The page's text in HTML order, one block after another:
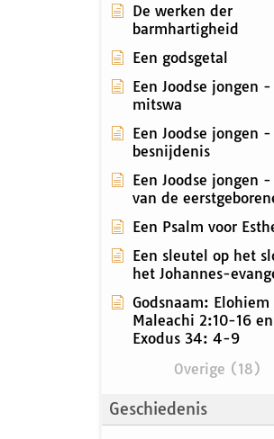
De werken der
barmhartigheid
Een godsgetal
Een Joodse jongen
mitswa
Een Joodse jongen -
besnijdenis
Een Joodse jongen -
van de
Een Psalm voor
Een sleutel op het
het Johannes-
Godsnaam: Elohiem
Maleachi 2:10-16 en
Exodus 34: 4-9
Overige (18)
Geschiedenis